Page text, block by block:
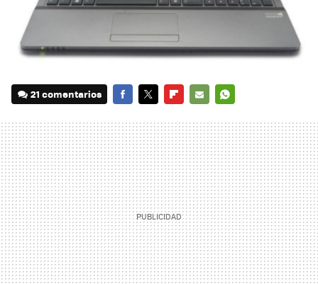
21 comentarios
MAIL